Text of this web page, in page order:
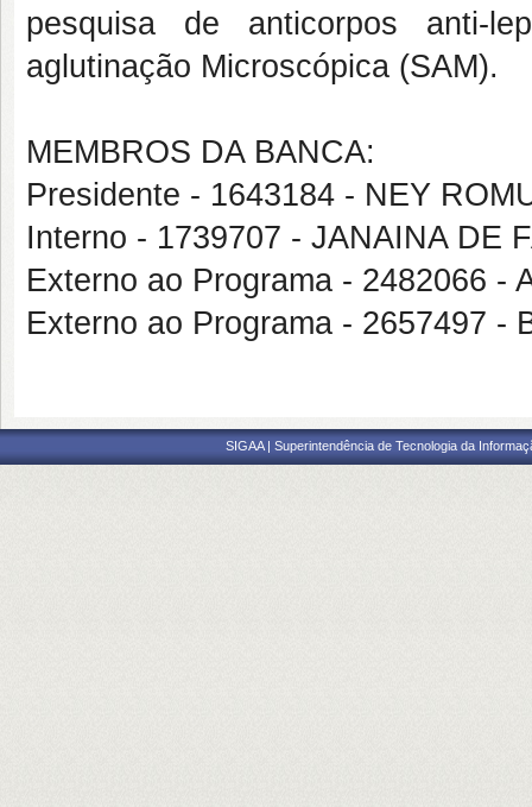
pesquisa de anticorpos anti-
aglutinação Microscópica (SAM).
MEMBROS DA BANCA:
Presidente - 1643184 - NEY
Interno - 1739707 - JANAINA DE
Externo ao Programa - 2482066 -
Externo ao Programa - 2657497 -
SIGAA | Superintendência de Tecnologia da